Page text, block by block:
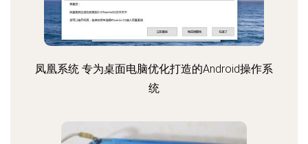
凤凰系统 专为桌面电脑优化打造的Android操作系
统